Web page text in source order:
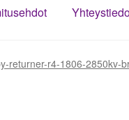
Mitä on FPV?
returner-r4-1806-2850kv-